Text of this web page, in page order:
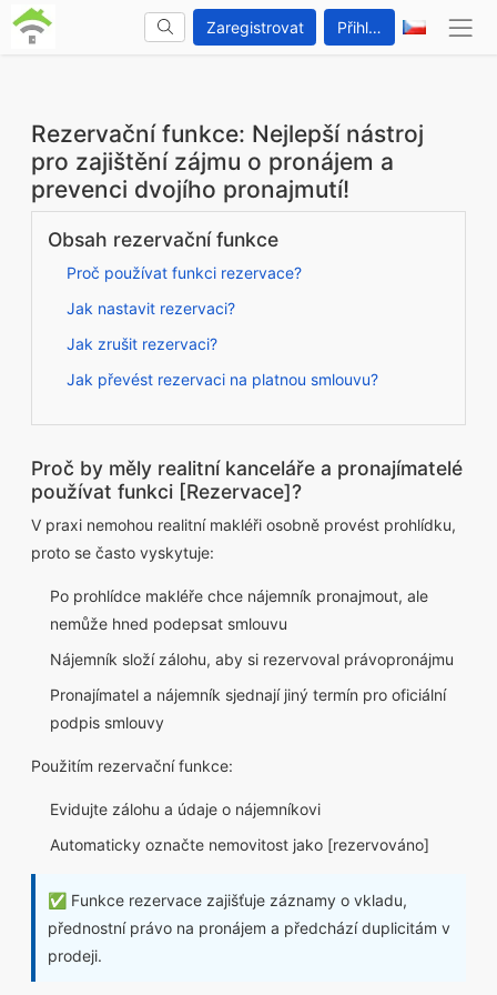
Zaregistrovat Přihlášení
Rezervační funkce: Nejlepší nástroj
pro zajištění zájmu o pronájem a
prevenci dvojího pronajmutí!
Obsah rezervační funkce
Proč používat funkci rezervace?
Jak nastavit rezervaci?
Jak zrušit rezervaci?
Jak převést rezervaci na platnou smlouvu?
Proč by měly realitní kanceláře a pronajímatelé
používat funkci [Rezervace]?
V praxi nemohou realitní makléři osobně provést prohlídku,
proto se často vyskytuje:
Po prohlídce makléře chce nájemník pronajmout, ale
nemůže hned podepsat smlouvu
Nájemník složí zálohu, aby si rezervoval právopronájmu
Pronajímatel a nájemník sjednají jiný termín pro oficiální
podpis smlouvy
Použitím rezervační funkce:
Evidujte zálohu a údaje o nájemníkovi
Automaticky označte nemovitost jako [rezervováno]
✅ Funkce rezervace zajišťuje záznamy o vkladu,
přednostní právo na pronájem a předchází duplicitám v
prodeji.